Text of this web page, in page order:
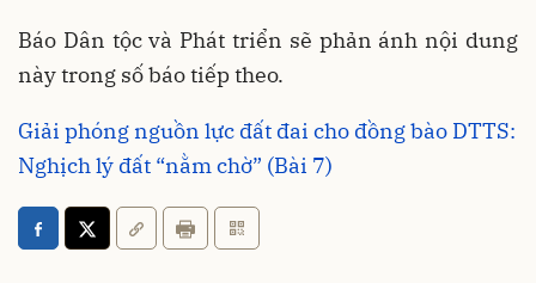
Báo Dân tộc và Phát triển sẽ phản ánh nội dung
này trong số báo tiếp theo.
Giải phóng nguồn lực đất đai cho đồng bào DTTS:
Nghịch lý đất “nằm chờ” (Bài 7)